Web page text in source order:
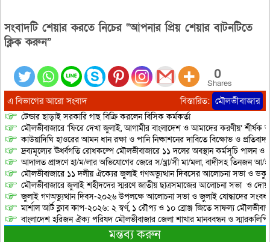
সংবাদটি শেয়ার করতে নিচের “আপনার প্রিয় শেয়ার বাটনটিতে
ক্লিক করুন”
0
Shares
এ বিভাগের আরো সংবাদ বিস্তারিত: মৌলভীবাজার
টেন্ডার ছাড়াই সরকারি গাছ বিক্রি করলেন বিসিক কর্মকর্তা
মৌলভীবাজারে ‘ফিরে দেখা জুলাই, আগামীর বাংলাদেশ ও আমাদের করণীয়’ শীর্ষক
কাউয়াদিঘি হাওরের আমন ধান রক্ষা ও পানি নিষ্কাশনের দাবিতে বিক্ষোভ ও
দ্রব্যমূল্যের ঊর্ধ্বগতি রোধকল্পে মৌলভীবাজারে ১১ দলের অবস্থান কর্মসূচি পালন ও
আদালত প্রাঙ্গণে হা/ম/লার অভিযোগের জেরে স/ন্ত্রা/সী মা/মলা, বাদীসহ তিনজন আ/
মৌলভীবাজারে ১১ দলীয় ঐক্যের জুলাই গণঅভ্যুত্থান দিবসের আলোচনা সভা ও
মৌলভীবাজারে জুলাই শহীদদের স্মরণে জাতীয় ছাত্রসমাজের আলোচনা সভা ও
জুলাই গণঅভ্যুত্থান দিবস-২০২৬ উপলক্ষে আলোচনা সভা ও জুলাই যোদ্ধাদের
মার্শাল আর্ট ক্লাব কাপ-২০২৬: ২ স্বর্ণ, ১ রৌপ্য ও ১০ ব্রোঞ্জ জিতে সাফল্য
বাংলাদেশ হরিজন ঐক্য পরিষদ মৌলভীবাজার জেলা শাখার মানববন্ধন ও স্মারকলিপি
মন্তব্য করুন